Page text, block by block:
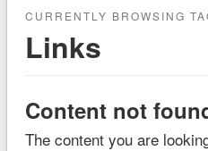
CURRENTLY BROWSING
Links
Content not
The content you are